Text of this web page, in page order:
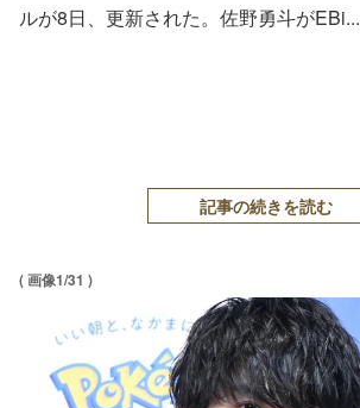
ルが8日、更新された。佐野勇斗がEBi...
記事の続きを読む
( 画像1/31 )